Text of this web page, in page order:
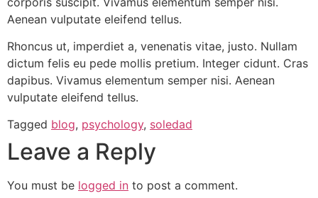
Aenean vulputate eleifend tellus.
Rhoncus ut, imperdiet a, venenatis vitae, justo. Nullam
dictum felis eu pede mollis pretium. Integer cidunt. Cras
dapibus. Vivamus elementum semper nisi. Aenean
vulputate eleifend tellus.
Tagged blog, psychology, soledad
Leave a Reply
You must be logged in to post a comment.